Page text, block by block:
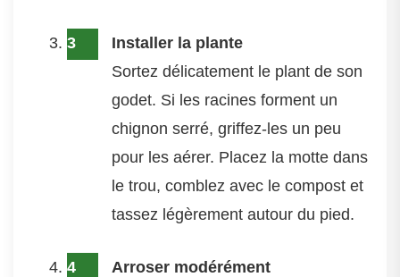
Installer la plante
Sortez délicatement le plant de son
godet. Si les racines forment un
chignon serré, griffez-les un peu
pour les aérer. Placez la motte dans
le trou, comblez avec le compost et
tassez légèrement autour du pied.
Arroser modérément